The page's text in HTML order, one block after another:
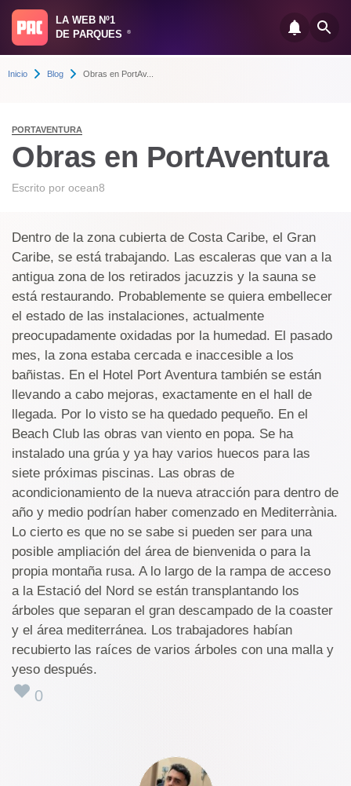
LA WEB Nº1
DE PARQUES
®
Inicio Blog Obras en PortAv...
PORTAVENTURA
Obras en PortAventura
Escrito por ocean8
Dentro de la zona cubierta de Costa Caribe, el Gran
Caribe, se está trabajando. Las escaleras que van a la
antigua zona de los retirados jacuzzis y la sauna se
está restaurando. Probablemente se quiera embellecer
el estado de las instalaciones, actualmente
preocupadamente oxidadas por la humedad. El pasado
mes, la zona estaba cercada e inaccesible a los
bañistas. En el Hotel Port Aventura también se están
llevando a cabo mejoras, exactamente en el hall de
llegada. Por lo visto se ha quedado pequeño. En el
Beach Club las obras van viento en popa. Se ha
instalado una grúa y ya hay varios huecos para las
siete próximas piscinas. Las obras de
acondicionamiento de la nueva atracción para dentro de
año y medio podrían haber comenzado en Mediterrània.
Lo cierto es que no se sabe si pueden ser para una
posible ampliación del área de bienvenida o para la
propia montaña rusa. A lo largo de la rampa de acceso
a la Estació del Nord se están transplantando los
árboles que separan el gran descampado de la coaster
y el área mediterránea. Los trabajadores habían
recubierto las raíces de varios árboles con una malla y
yeso después.
0